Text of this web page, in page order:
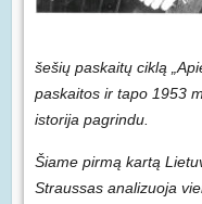
šešių paskaitų ciklą
paskaitos ir tapo 1953
istorija pagrindu.
Šiame pirmą kartą
Straussas analizuoja